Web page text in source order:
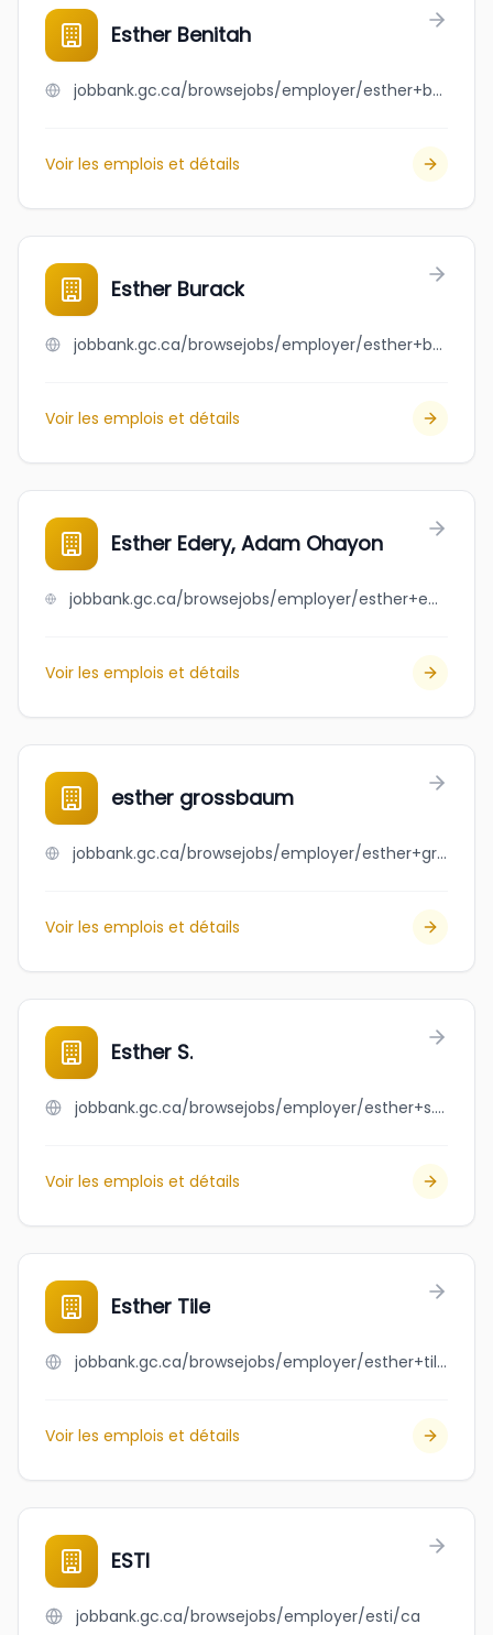
Esther Benitah
jobbank.gc.ca/browsejobs/employer/esther+benitah/ca
Voir les emplois et détails
Esther Burack
jobbank.gc.ca/browsejobs/employer/esther+burack/ca
Voir les emplois et détails
Esther Edery, Adam Ohayon
jobbank.gc.ca/browsejobs/employer/esther+edery%2C+adam+ohayon/ca
Voir les emplois et détails
esther grossbaum
jobbank.gc.ca/browsejobs/employer/esther+grossbaum/ca
Voir les emplois et détails
Esther S.
jobbank.gc.ca/browsejobs/employer/esther+s./ca
Voir les emplois et détails
Esther Tile
jobbank.gc.ca/browsejobs/employer/esther+tile/ca
Voir les emplois et détails
ESTI
jobbank.gc.ca/browsejobs/employer/esti/ca